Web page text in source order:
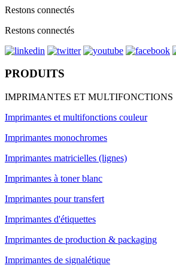
Restons connectés
Restons connectés
PRODUITS
IMPRIMANTES ET MULTIFONCTIONS
Imprimantes et multifonctions couleur
Imprimantes monochromes
Imprimantes matricielles (lignes)
Imprimantes à toner blanc
Imprimantes pour transfert
Imprimantes d'étiquettes
Imprimantes de production & packaging
Imprimantes de signalétique